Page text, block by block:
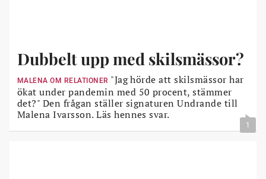
Dubbelt upp med skilsmässor?
MALENA OM RELATIONER "Jag hörde att skilsmässor har
ökat under pandemin med 50 procent, stämmer
det?" Den frågan ställer signaturen Undrande till
Malena Ivarsson. Läs hennes svar.
1